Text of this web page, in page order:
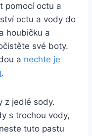
pomocí octu a
octu a⁣ vody do
houbičku a
své boty.
‍a⁤ nechte⁣ je
.
z ‌jedlé ​sody.
s trochou vody,
tuto ⁤pastu